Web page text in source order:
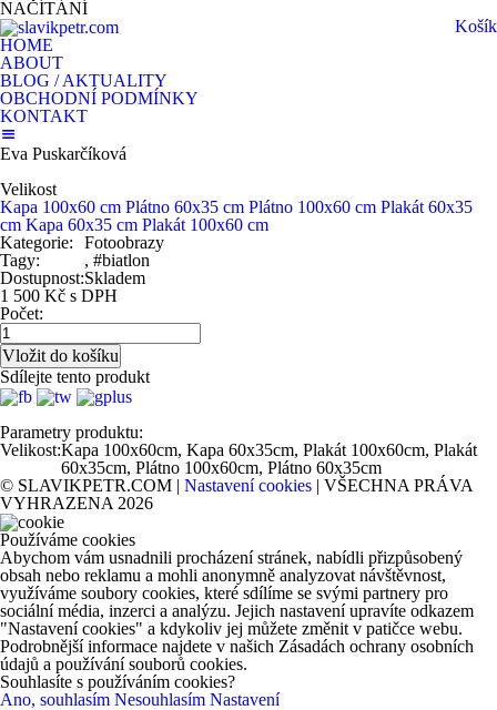
NAČÍTÁNÍ
Košík
HOME
ABOUT
BLOG / AKTUALITY
OBCHODNÍ PODMÍNKY
KONTAKT
Eva Puskarčíková
Velikost
Kapa 100x60 cm Plátno 60x35 cm Plátno 100x60 cm Plakát 60x35
cm Kapa 60x35 cm Plakát 100x60 cm
Kategorie:
Fotoobrazy
Tagy:
, #biatlon
Dostupnost:Skladem
1 500 Kč s DPH
Počet:
Sdílejte tento produkt
Parametry produktu:
Velikost:Kapa 100x60cm, Kapa 60x35cm, Plakát 100x60cm, Plakát
60x35cm, Plátno 100x60cm, Plátno 60x35cm
© SLAVIKPETR.COM | Nastavení cookies | VŠECHNA PRÁVA
VYHRAZENA 2026
Používáme cookies
Abychom vám usnadnili procházení stránek, nabídli přizpůsobený
obsah nebo reklamu a mohli anonymně analyzovat návštěvnost,
využíváme soubory cookies, které sdílíme se svými partnery pro
sociální média, inzerci a analýzu. Jejich nastavení upravíte odkazem
"Nastavení cookies" a kdykoliv jej můžete změnit v patičce webu.
Podrobnější informace najdete v našich Zásadách ochrany osobních
údajů a používání souborů cookies.
Souhlasíte s používáním cookies?
Ano, souhlasím Nesouhlasím Nastavení